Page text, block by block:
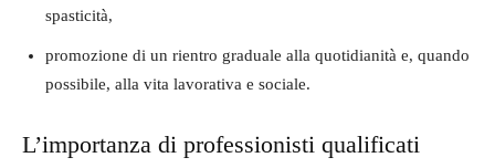
spasticità,
promozione di un rientro graduale alla quotidianità e, quando
possibile, alla vita lavorativa e sociale.
L’importanza di professionisti qualificati